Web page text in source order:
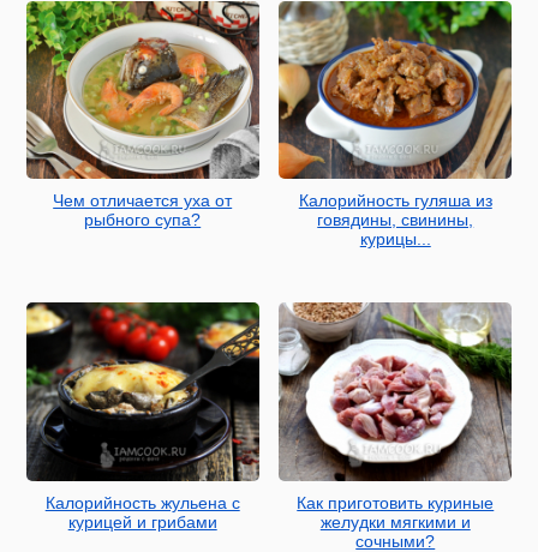
Чем отличается уха от
рыбного супа?
Калорийность гуляша из
говядины, свинины,
курицы...
Калорийность жульена с
курицей и грибами
Как приготовить куриные
желудки мягкими и
сочными?